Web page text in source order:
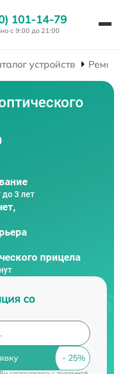
101-14-79
с 9:00 до 21:00
устройств
до 3 лет
прицела
со